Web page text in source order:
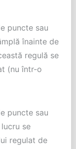
puncte sau
înainte de
regulă se
(nu într-o
puncte sau
se
regulat de